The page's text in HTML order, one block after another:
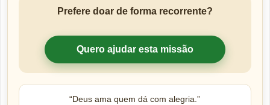
Prefere doar de forma recorrente?
Quero ajudar esta missão
“Deus ama quem dá com alegria.”